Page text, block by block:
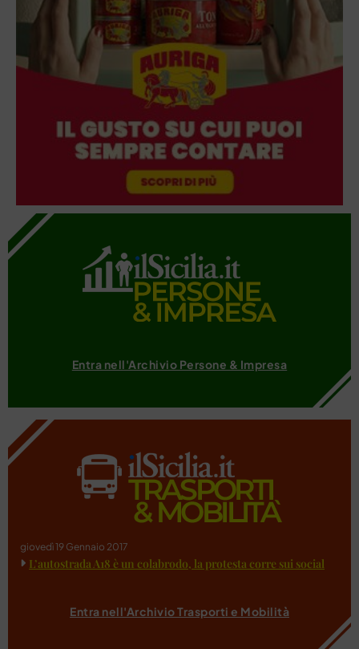
Entra nell'Archivio Persone & Impresa
giovedì 19 Gennaio 2017
L’autostrada A18 è un colabrodo, la protesta corre sui social
Entra nell'Archivio Trasporti e Mobilità